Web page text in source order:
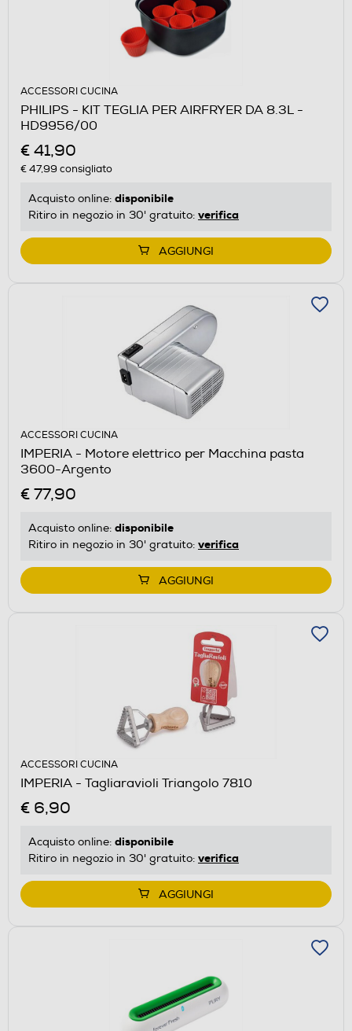
ACCESSORI CUCINA
PHILIPS - KIT TEGLIA PER AIRFRYER DA 8.3L -
HD9956/00
€ 41,90
€ 47,99 consigliato
Acquisto online: disponibile
Ritiro in negozio in 30' gratuito: verifica
AGGIUNGI
ACCESSORI CUCINA
IMPERIA - Motore elettrico per Macchina pasta
3600-Argento
€ 77,90
Acquisto online: disponibile
Ritiro in negozio in 30' gratuito: verifica
AGGIUNGI
ACCESSORI CUCINA
IMPERIA - Tagliaravioli Triangolo 7810
€ 6,90
Acquisto online: disponibile
Ritiro in negozio in 30' gratuito: verifica
AGGIUNGI